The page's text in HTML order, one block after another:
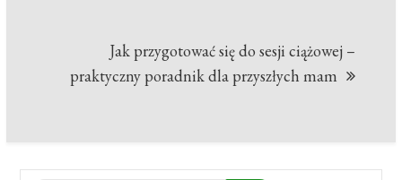
Jak przygotować się do sesji ciążowej –
praktyczny poradnik dla przyszłych mam